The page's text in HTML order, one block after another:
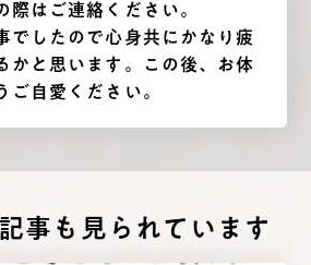
際はご連絡ください。
でしたので心身共にかなり疲
かと思います。この後、お体
ご自愛ください。
事も⾒られています